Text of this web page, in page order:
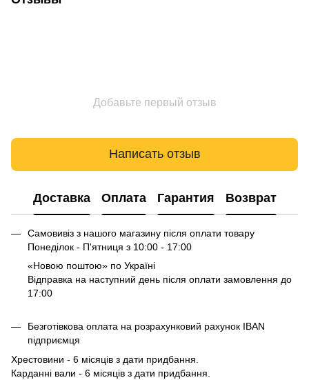
Добавьте первый отзыв
Написать отзыв
Доставка Оплата Гарантия Возврат
Самовивіз з нашого магазину після оплати товару
Понеділок - П'ятниця з 10:00 - 17:00
«Новою поштою» по Україні
Відправка на наступний день після оплати замовлення до
17:00
Безготівкова оплата на розрахунковий рахунок IBAN
підприємця
Хрестовини - 6 місяців з дати придбання.
Карданні вали - 6 місяців з дати придбання.